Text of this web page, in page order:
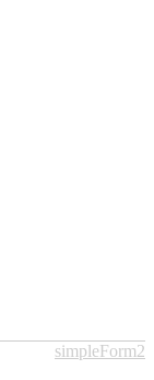
simpleForm2